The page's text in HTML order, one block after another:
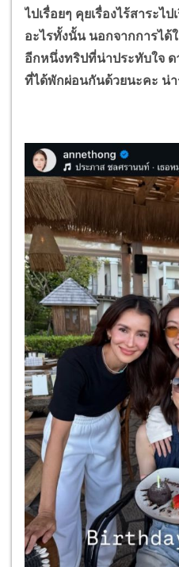
ไปเรื่อยๆ คุยเรื่องไร้สาระไ
อะไรทั้งนั้น นอกจากการได้
อีกหนึ่งทริปที่น่าประทับใจ
ที่ได้พักผ่อนกันด้วยนะคะ น่